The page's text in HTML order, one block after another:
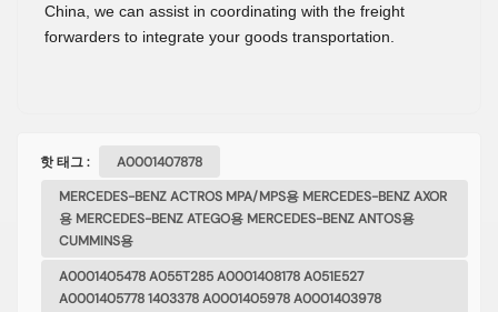
China, we can assist in coordinating with the freight
forwarders to integrate your goods transportation.
핫 태그 :
A0001407878
MERCEDES-BENZ ACTROS MPA/MPS용 MERCEDES-BENZ AXOR
용 MERCEDES-BENZ ATEGO용 MERCEDES-BENZ ANTOS용
CUMMINS용
A0001405478 A055T285 A0001408178 A051E527
A0001405778 1403378 A0001405978 A0001403978